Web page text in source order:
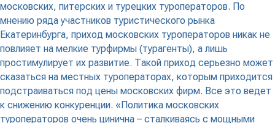
московских, питерских и турецких туроператоров. По
мнению ряда участников туристического рынка
Екатеринбурга, приход московских туроператоров никак не
повлияет на мелкие турфирмы (турагенты), а лишь
простимулирует их развитие. Такой приход серьезно может
сказаться на местных туроператорах, которым приходится
подстраиваться под цены московских фирм. Все это ведет
к снижению конкуренции. «Политика московских
туроператоров очень цинична – сталкиваясь с мощными